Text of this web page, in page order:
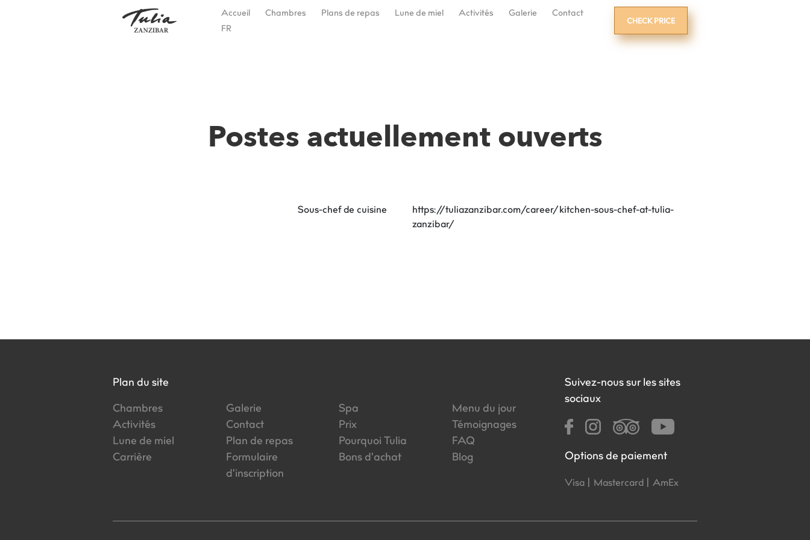
Accueil Chambres Plans de repas Lune de miel Activités Galerie
Contact
FR
CHECK PRICE
Postes actuellement ouverts
Sous-chef de cuisine
https://tuliazanzibar.com/career/kitchen-sous-chef-at-tulia-
zanzibar/
Plan du site
Chambres
Activités
Lune de miel
Carrière
Galerie
Contact
Plan de repas
Formulaire
d'inscription
Spa
Prix
Pourquoi Tulia
Bons d'achat
Menu du jour
Témoignages
FAQ
Blog
Suivez-nous sur les sites
sociaux
Options de paiement
Visa | Mastercard | AmEx